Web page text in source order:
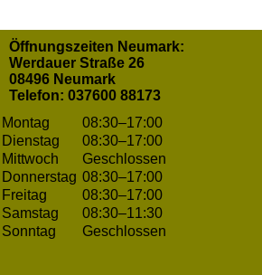
Öffnungszeiten Neumark:
Werdauer Straße 26
08496 Neumark
Telefon: 037600 88173
Montag
08:30–17:00
Dienstag
08:30–17:00
Mittwoch
Geschlossen
Donnerstag 08:30–17:00
Freitag
08:30–17:00
Samstag
08:30–11:30
Sonntag
Geschlossen